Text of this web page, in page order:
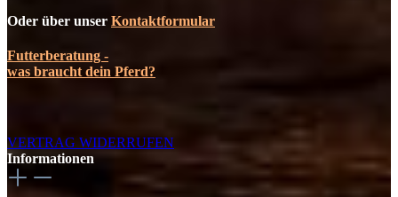
Oder über unser Kontaktformular
Futterberatung -
was braucht dein Pferd?
VERTRAG WIDERRUFEN
Informationen